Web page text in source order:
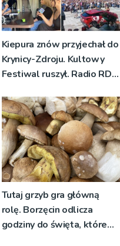
Kiepura znów przyjechał do
Krynicy-Zdroju. Kultowy
Festiwal ruszył. Radio RDN
żywo [ZDJĘCIA]
Tutaj grzyb gra główną
rolę. Borzęcin odlicza
godziny do święta, które